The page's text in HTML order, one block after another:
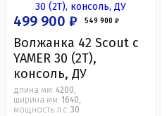
549 900 ₽
499 900 ₽
Волжанка 42 Scout с
YAMER 30 (2T),
консоль, ДУ
длина мм: 4200 ,
ширина мм: 1640 ,
мощность л.с: 30